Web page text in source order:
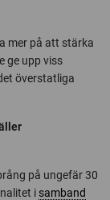
mer på att stärka
ge upp viss
överstatliga
på ungefär 30
i samband